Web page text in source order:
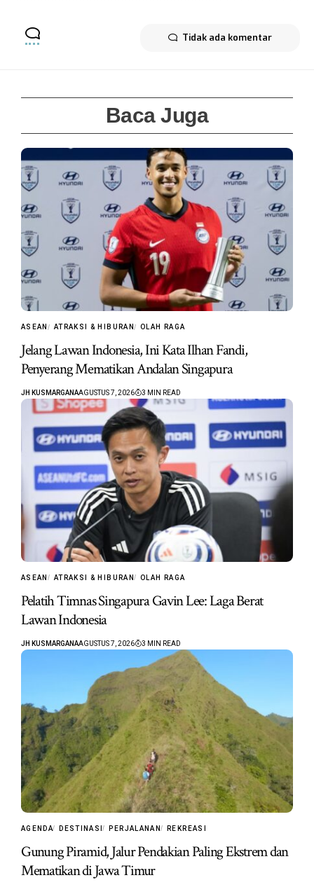
Tidak ada komentar
Baca Juga
ASEAN ATRAKSI & HIBURAN OLAH RAGA
Jelang Lawan Indonesia, Ini Kata Ilhan Fandi,
Penyerang Mematikan Andalan Singapura
JH KUSMARGANAAGUSTUS 7, 2026 3 MIN READ
ASEAN ATRAKSI & HIBURAN OLAH RAGA
Pelatih Timnas Singapura Gavin Lee: Laga Berat
Lawan Indonesia
JH KUSMARGANAAGUSTUS 7, 2026 3 MIN READ
AGENDA DESTINASI PERJALANAN REKREASI
Gunung Piramid, Jalur Pendakian Paling Ekstrem dan
Mematikan di Jawa Timur